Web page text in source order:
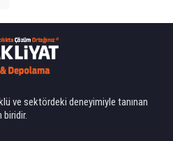
ve sektördeki deneyimiyle tanınan
biridir.